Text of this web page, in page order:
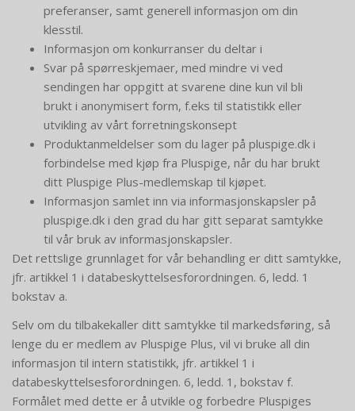
preferanser, samt generell informasjon om din
klesstil.
Informasjon om konkurranser du deltar i
Svar på spørreskjemaer, med mindre vi ved
sendingen har oppgitt at svarene dine kun vil bli
brukt i anonymisert form, f.eks til statistikk eller
utvikling av vårt forretningskonsept
Produktanmeldelser som du lager på pluspige.dk i
forbindelse med kjøp fra Pluspige, når du har brukt
ditt Pluspige Plus-medlemskap til kjøpet.
Informasjon samlet inn via informasjonskapsler på
pluspige.dk i den grad du har gitt separat samtykke
til vår bruk av informasjonskapsler.
Det rettslige grunnlaget for vår behandling er ditt samtykke,
jfr. artikkel 1 i databeskyttelsesforordningen. 6, ledd. 1
bokstav a.
Selv om du tilbakekaller ditt samtykke til markedsføring, så
lenge du er medlem av Pluspige Plus, vil vi bruke all din
informasjon til intern statistikk, jfr. artikkel 1 i
databeskyttelsesforordningen. 6, ledd. 1, bokstav f.
Formålet med dette er å utvikle og forbedre Pluspiges